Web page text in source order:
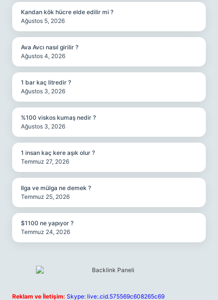
Kandan kök hücre elde edilir mi ?
Ağustos 5, 2026
Ava Avcı nasıl girilir ?
Ağustos 4, 2026
1 bar kaç litredir ?
Ağustos 3, 2026
%100 viskos kumaş nedir ?
Ağustos 3, 2026
1 insan kaç kere aşık olur ?
Temmuz 27, 2026
Ilga ve mülga ne demek ?
Temmuz 25, 2026
$1100 ne yapıyor ?
Temmuz 24, 2026
Reklam ve İletişim: Skype: live:.cid.575569c608265c69